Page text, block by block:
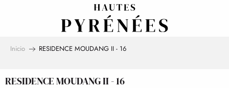
Inicio RESIDENCE MOUDANG II - 16
RESIDENCE MOUDANG II - 16